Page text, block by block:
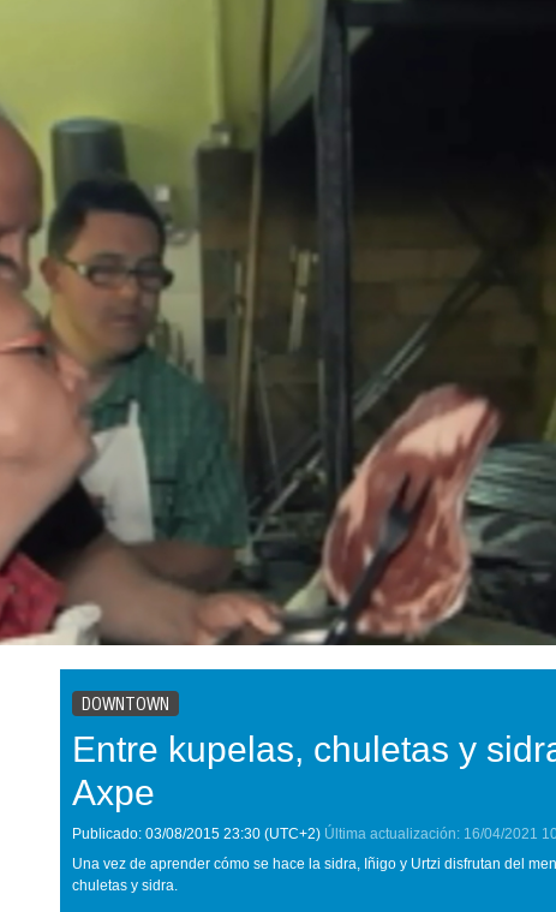
DOWNTOWN
Entre kupelas, chuletas y
Axpe
Publicado: 03/08/2015 23:30 (UTC+2) Última actualización: 16/04/2021
Una vez de aprender cómo se hace la sidra, Iñigo y Urtzi disfrutan del
chuletas y sidra.